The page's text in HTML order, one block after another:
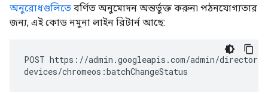
অনুরোধগুলিতে বর্ণিত অনুমোদন অন্তর্ভুক্ত করুন৷ পঠনযোগ্যতার
জন্য, এই কোড নমুনা লাইন রিটার্ন আছে:
POST https://admin.googleapis.com/admin/
devices/chromeos:batchChangeStatus